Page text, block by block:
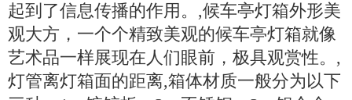
起到了信息传播的作用。,候车亭灯箱外形美
观大方，一个个精致美观的候车亭灯箱就像
艺术品一样展现在人们眼前，极具观赏性。,
灯管离灯箱面的距离,箱体材质一般分为以下